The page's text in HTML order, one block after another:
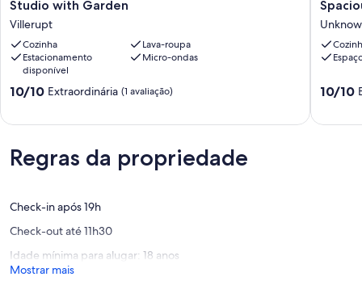
Studio
with
Garden
Villerupt
Studio with Garden
Villerupt
Cozinha
Lava-roupa
Estacionamento
disponível
Micro-ondas
10.0
(1
avaliação)
10/10 Extraordinária (1 avaliação)
with
10.0
10/10
Regras da propriedade
Check-in após 19h
Check-out até 11h30
Idade mínima para alugar: 18 anos
Mostrar mais